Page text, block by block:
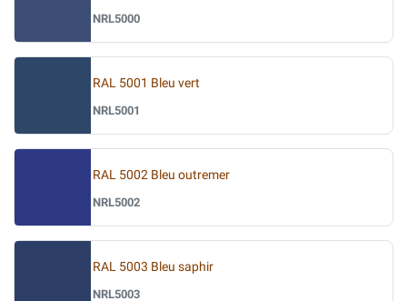
NRL5000
RAL 5001 Bleu vert
NRL5001
RAL 5002 Bleu outremer
NRL5002
RAL 5003 Bleu saphir
NRL5003